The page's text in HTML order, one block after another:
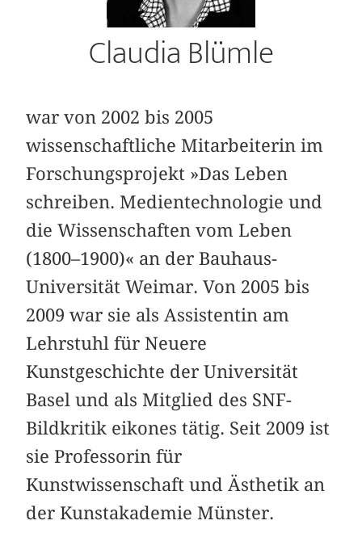
Claudia Blümle
war von 2002 bis 2005
wissenschaftliche Mitarbeiterin im
Forschungsprojekt »Das Leben
schreiben. Medientechnologie und
die Wissenschaften vom Leben
(1800–1900)« an der Bauhaus-
Universität Weimar. Von 2005 bis
2009 war sie als Assistentin am
Lehrstuhl für Neuere
Kunstgeschichte der Universität
Basel und als Mitglied des SNF-
Bildkritik eikones tätig. Seit 2009 ist
sie Professorin für
Kunstwissenschaft und Ästhetik an
der Kunstakademie Münster.